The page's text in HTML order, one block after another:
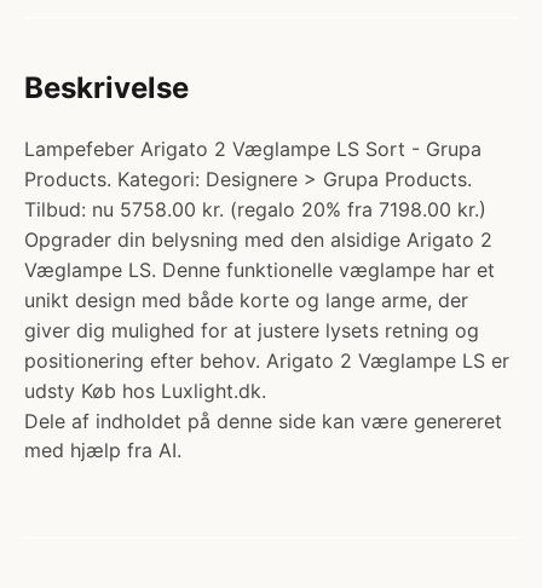
Beskrivelse
Lampefeber Arigato 2 Væglampe LS Sort - Grupa
Products. Kategori: Designere > Grupa Products.
Tilbud: nu 5758.00 kr. (regalo 20% fra 7198.00 kr.)
Opgrader din belysning med den alsidige Arigato 2
Væglampe LS. Denne funktionelle væglampe har et
unikt design med både korte og lange arme, der
giver dig mulighed for at justere lysets retning og
positionering efter behov. Arigato 2 Væglampe LS er
udsty Køb hos Luxlight.dk.
Dele af indholdet på denne side kan være genereret
med hjælp fra AI.